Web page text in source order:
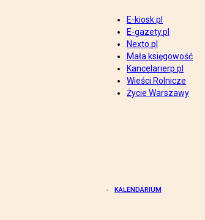
E-kiosk.pl
E-gazety.pl
Nexto.pl
Mała księgowość
Kancelarierp.pl
Wieści Rolnicze
Życie Warszawy
KALENDARIUM